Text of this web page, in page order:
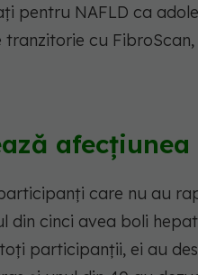
pentru NAFLD ca
cu
afecțiunea
care nu au
din cinci avea boli
participanții, ei au